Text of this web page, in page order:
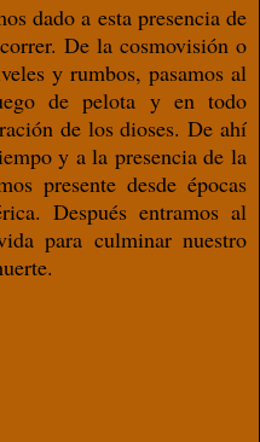
dado a esta presencia de
De la cosmovisión o
y rumbos, pasamos al
de pelota y en todo
de los dioses. De ahí
y a la presencia de la
presente desde épocas
Después entramos al
para culminar nuestro